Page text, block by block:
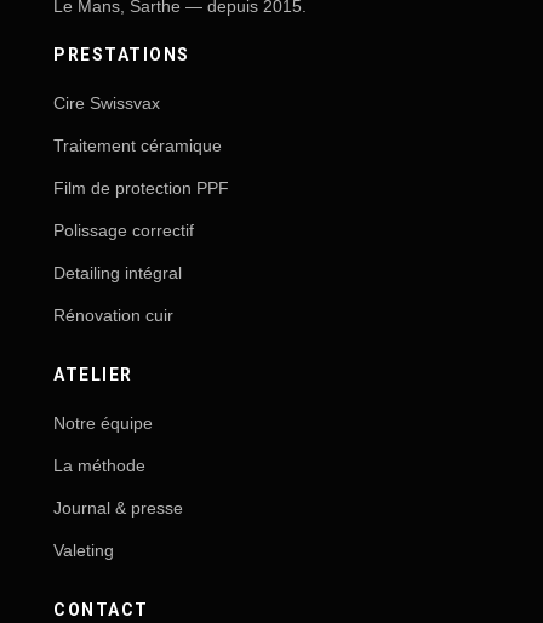
Le Mans, Sarthe — depuis 2015.
PRESTATIONS
Cire Swissvax
Traitement céramique
Film de protection PPF
Polissage correctif
Detailing intégral
Rénovation cuir
ATELIER
Notre équipe
La méthode
Journal & presse
Valeting
CONTACT